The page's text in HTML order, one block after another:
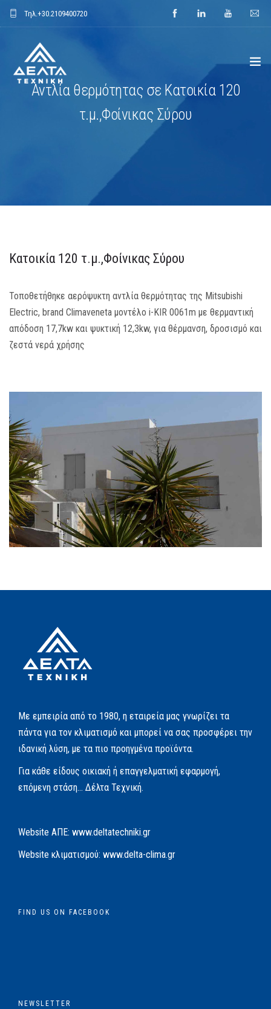
Τηλ.+30.2109400720
ΝΕΑ
ΦΥΛΛΑΔΙΑ
ΕΥΚΑΙΡΙΕΣ ΕΡΓΑΣΙΑΣ
Αντλία θερμότητας σε Κατοικία 120
τ.μ.,Φοίνικας Σύρου
Κατοικία 120 τ.μ.,Φοίνικας Σύρου
Τοποθετήθηκε αερόψυκτη αντλία θερμότητας της Mitsubishi
Electric, brand Climaveneta μοντέλο i-KIR 0061m με θερμαντική
απόδοση 17,7kw και ψυκτική 12,3kw, για θέρμανση, δροσισμό και
ζεστά νερά χρήσης
Με εμπειρία από το 1980, η εταιρεία μας γνωρίζει τα
πάντα για τον κλιματισμό και μπορεί να σας προσφέρει την
ιδανική λύση, με τα πιο προηγμένα προϊόντα.
Για κάθε είδους οικιακή ή επαγγελματική εφαρμογή,
επόμενη στάση… Δέλτα Τεχνική.
Website AΠΕ: www.deltatechniki.gr
Website κλιματισμού: www.delta-clima.gr
FIND US ON FACEBOOK
NEWSLETTER